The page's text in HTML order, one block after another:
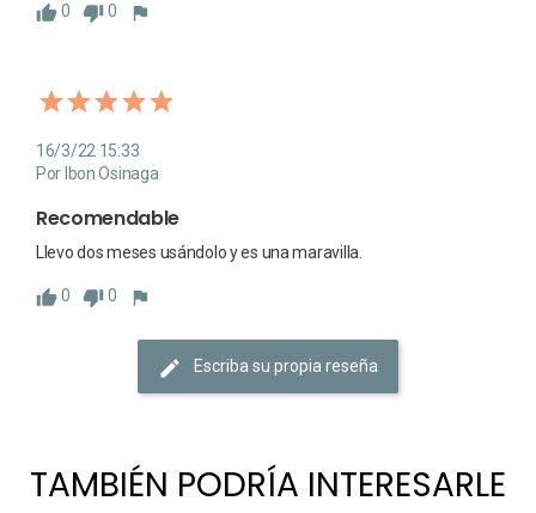
0 0
16/3/22 15:33
Por Ibon Osinaga
Recomendable
Llevo dos meses usándolo y es una maravilla.
0 0
Escriba su propia reseña
TAMBIÉN PODRÍA INTERESARLE